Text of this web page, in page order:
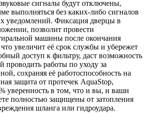
сигналы будут отключены,
выполняться без каких-либо сигналов
уведомлений. Фиксация дверцы в
позволит провести
машины после окончания
увеличит её срок службы и убережет
доступ к фильтру, даст возможность
проводить работы по уходу за
сохраняя её работоспособность на
защита от протечек AquaStop,
уверенность в том, что и вы, и ваши
полностью защищены от затопления
шланга или гидроудара.